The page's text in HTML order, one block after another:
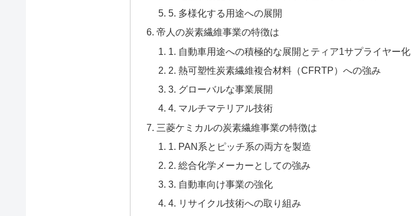
5. 多様化する用途への展開
帝人の炭素繊維事業の特徴は
1. 自動車用途への積極的な展開とティア1サプライヤー化
2. 熱可塑性炭素繊維複合材料（CFRTP）への強み
3. グローバルな事業展開
4. マルチマテリアル技術
三菱ケミカルの炭素繊維事業の特徴は
1. PAN系とピッチ系の両方を製造
2. 総合化学メーカーとしての強み
3. 自動車向け事業の強化
4. リサイクル技術への取り組み